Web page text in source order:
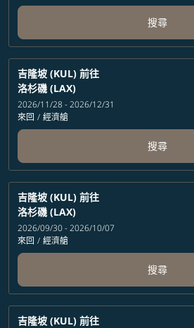
搜尋
吉隆坡 (KUL) 前往
洛杉磯 (LAX)
2026/11/28 - 2026/12/31
來回 / 經濟艙
搜尋
吉隆坡 (KUL) 前往
洛杉磯 (LAX)
2026/09/30 - 2026/10/07
來回 / 經濟艙
搜尋
吉隆坡 (KUL) 前往